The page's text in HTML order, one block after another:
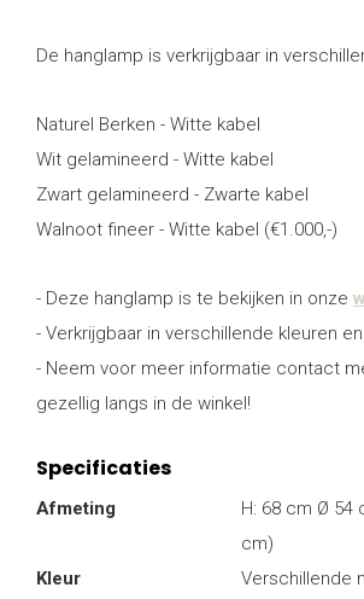
De hanglamp is verkrijgbaar in
Naturel Berken - Witte kabel
Wit gelamineerd - Witte kabel
Zwart gelamineerd - Zwarte kabel
Walnoot fineer - Witte kabel (€1.000,-)
- Deze hanglamp is te bekijken in onze
- Verkrijgbaar in verschillende kleuren
- Neem voor meer informatie contact
gezellig langs in de winkel!
Specificaties
Afmeting
H: 68 cm Ø 54
cm)
Kleur
Verschillende